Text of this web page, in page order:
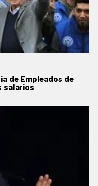
de Empleados de
salarios